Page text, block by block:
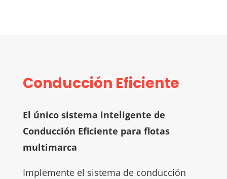
Conducción Eficiente
El único sistema inteligente de
Conducción Eficiente para flotas
multimarca
Implemente el sistema de conducción